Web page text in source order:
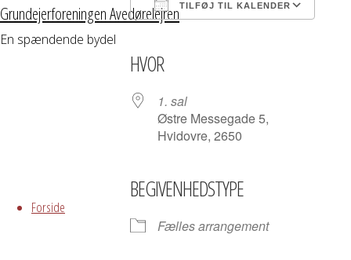
Grundejerforeningen Avedørelejren
En spændende bydel
Forside
TILFØJ TIL KALENDER
HVOR
1. sal
Østre Messegade 5,
Hvidovre, 2650
BEGIVENHEDSTYPE
Fælles arrangement